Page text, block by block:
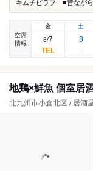
キムチピラフ ■昔ながら
空席
情報
金
8/7
土
8
地鶏×鮮魚 個室居
北九州市小倉北区 / 居酒